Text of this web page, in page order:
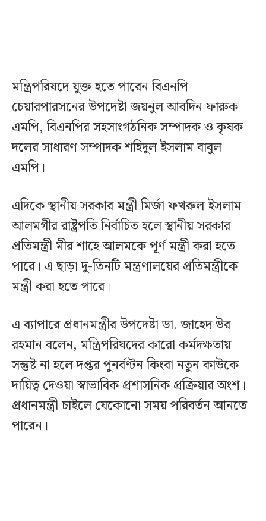
মন্ত্রিপরিষদে যুক্ত হতে পারেন বিএনপি
চেয়ারপারসনের উপদেষ্টা জয়নুল আবদিন ফারুক
এমপি, বিএনপির সহসাংগঠনিক সম্পাদক ও কৃষক
দলের সাধারণ সম্পাদক শহিদুল ইসলাম বাবুল
এমপি।
এদিকে স্থানীয় সরকার মন্ত্রী মির্জা ফখরুল ইসলাম
আলমগীর রাষ্ট্রপতি নির্বাচিত হলে স্থানীয় সরকার
প্রতিমন্ত্রী মীর শাহে আলমকে পূর্ণ মন্ত্রী করা হতে
পারে। এ ছাড়া দু-তিনটি মন্ত্রণালয়ের প্রতিমন্ত্রীকে
মন্ত্রী করা হতে পারে।
এ ব্যাপারে প্রধানমন্ত্রীর উপদেষ্টা ডা. জাহেদ উর
রহমান বলেন, মন্ত্রিপরিষদের কারো কর্মদক্ষতায়
সন্তুষ্ট না হলে দপ্তর পুনর্বণ্টন কিংবা নতুন কাউকে
দায়িত্ব দেওয়া স্বাভাবিক প্রশাসনিক প্রক্রিয়ার অংশ।
প্রধানমন্ত্রী চাইলে যেকোনো সময় পরিবর্তন আনতে
পারেন।